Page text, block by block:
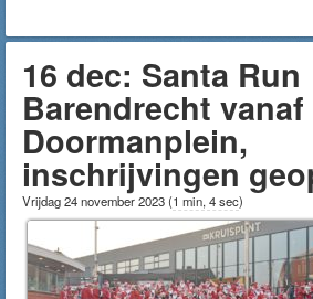
16 dec: Santa Run
Barendrecht vanaf
Doormanplein,
inschrijvingen
Vrijdag 24 november 2023(1 min, 4 sec)